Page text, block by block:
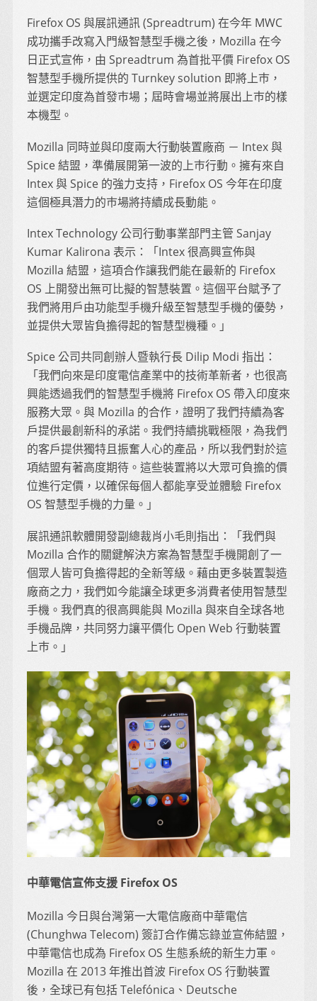
Firefox OS 與展訊通訊 (Spreadtrum) 在今年 MWC
成功攜手改寫入門級智慧型手機之後，Mozilla 在今
日正式宣佈，由 Spreadtrum 為首批平價 Firefox OS
智慧型手機所提供的 Turnkey solution 即將上巿，
並選定印度為首發巿場；屆時會場並將展出上巿的樣
本機型。
Mozilla 同時並與印度兩大行動裝置廠商 － Intex 與
Spice 結盟，準備展開第一波的上巿行動。擁有來自
Intex 與 Spice 的強力支持，Firefox OS 今年在印度
這個極具潛力的巿場將持續成長動能。
Intex Technology 公司行動事業部門主管 Sanjay
Kumar Kalirona 表示：「Intex 很高興宣佈與
Mozilla 結盟，這項合作讓我們能在最新的 Firefox
OS 上開發出無可比擬的智慧裝置。這個平台賦予了
我們將用戶由功能型手機升級至智慧型手機的優勢，
並提供大眾皆負擔得起的智慧型機種。」
Spice 公司共同創辦人暨執行長 Dilip Modi 指出：
「我們向來是印度電信產業中的技術革新者，也很高
興能透過我們的智慧型手機將 Firefox OS 帶入印度來
服務大眾。與 Mozilla 的合作，證明了我們持續為客
戶提供最創新科的承諾。我們持續挑戰極限，為我們
的客戶提供獨特且振奮人心的產品，所以我們對於這
項結盟有著高度期待。這些裝置將以大眾可負擔的價
位進行定價，以確保每個人都能享受並體驗 Firefox
OS 智慧型手機的力量。」
展訊通訊軟體開發副總裁肖小毛則指出：「我們與
Mozilla 合作的關鍵解決方案為智慧型手機開創了一
個眾人皆可負擔得起的全新等級。藉由更多裝置製造
廠商之力，我們如今能讓全球更多消費者使用智慧型
手機。我們真的很高興能與 Mozilla 與來自全球各地
手機品牌，共同努力讓平價化 Open Web 行動裝置
上巿。」
中華電信宣佈支援 Firefox OS
Mozilla 今日與台灣第一大電信廠商中華電信
(Chunghwa Telecom) 簽訂合作備忘錄並宣佈結盟，
中華電信也成為 Firefox OS 生態系統的新生力軍。
Mozilla 在 2013 年推出首波 Firefox OS 行動裝置
後，全球已有包括 Telefónica、Deutsche